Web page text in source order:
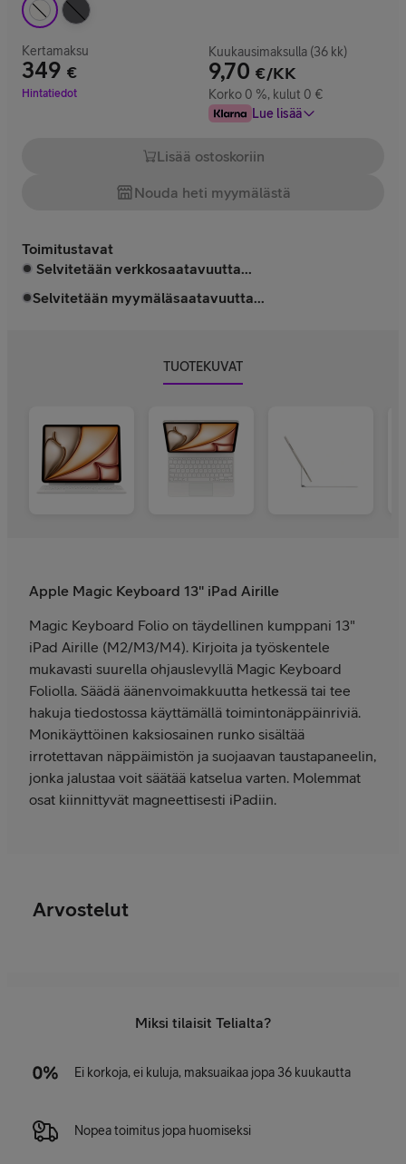
Kertamaksu
349 €
Hinta 349 €
Hintatiedot
Kuukausimaksulla (36 kk)
9,70 €/KK
Korko 0 %, kulut 0 €
Lue lisää
Lisää ostoskoriin
Nouda heti myymälästä
Toimitustavat
Selvitetään verkkosaatavuutta...
Selvitetään myymäläsaatavuutta...
TUOTEKUVAT
Apple Magic Keyboard 13" iPad Airille
Magic Keyboard Folio on täydellinen kumppani 13"
iPad Airille (M2/M3/M4). Kirjoita ja työskentele
mukavasti suurella ohjauslevyllä Magic Keyboard
Foliolla. Säädä äänenvoimakkuutta hetkessä tai tee
hakuja tiedostossa käyttämällä toimintonäppäinriviä.
Monikäyttöinen kaksiosainen runko sisältää
irrotettavan näppäimistön ja suojaavan taustapaneelin,
jonka jalustaa voit säätää katselua varten. Molemmat
osat kiinnittyvät magneettisesti iPadiin.
Arvostelut
Miksi tilaisit Telialta?
Ei korkoja, ei kuluja, maksuaikaa jopa 36 kuukautta
Nopea toimitus jopa huomiseksi